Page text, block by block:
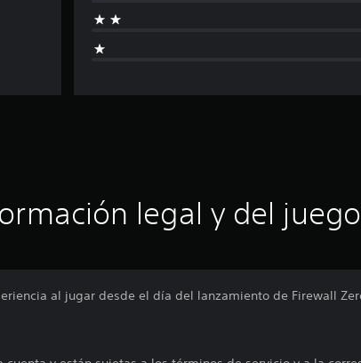
legal y del juego
al jugar desde el día del lanzamiento de Firewall